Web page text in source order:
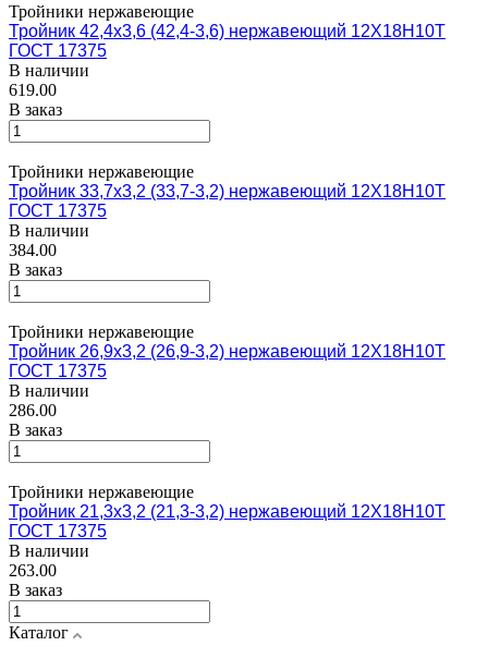
Тройники нержавеющие
Тройник 42,4х3,6 (42,4-3,6) нержавеющий 12Х18Н10Т
ГОСТ 17375
В наличии
619.00
В заказ
Тройники нержавеющие
Тройник 33,7х3,2 (33,7-3,2) нержавеющий 12Х18Н10Т
ГОСТ 17375
В наличии
384.00
В заказ
Тройники нержавеющие
Тройник 26,9х3,2 (26,9-3,2) нержавеющий 12Х18Н10Т
ГОСТ 17375
В наличии
286.00
В заказ
Тройники нержавеющие
Тройник 21,3х3,2 (21,3-3,2) нержавеющий 12Х18Н10Т
ГОСТ 17375
В наличии
263.00
В заказ
Каталог